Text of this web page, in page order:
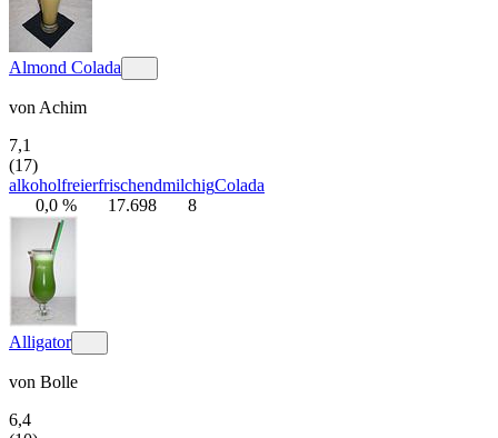
Almond Colada
von Achim
7,1
(17)
alkoholfreierfrischendmilchigColada
0,0 %
17.698 8
Alligator
von Bolle
6,4